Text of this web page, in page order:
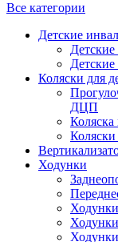
Все категории
Детские
Детские
Коляски для
ДЦП
Ходунки